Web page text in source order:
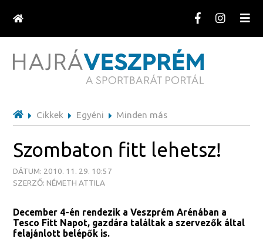
Cikkek Egyéni Minden más
Szombaton fitt lehetsz!
DÁTUM: 2010. 11. 29. 10:57
SZERZŐ: NÉMETH ATTILA
December 4-én rendezik a Veszprém Arénában a
Tesco Fitt Napot, gazdára találtak a szervezők által
felajánlott belépők is.